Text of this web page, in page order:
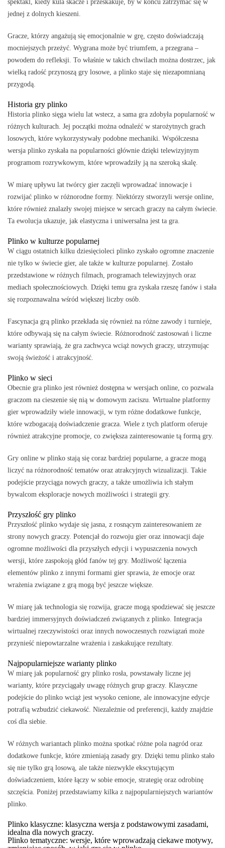
spektakl, kiedy kula skacze i przeskakuje, by w końcu zatrzymać się w
jednej z dolnych kieszeni.
Gracze, którzy angażują się emocjonalnie w grę, często doświadczają
mocniejszych przeżyć. Wygrana może być triumfem, a przegrana –
powodem do refleksji. To właśnie w takich chwilach można dostrzec, jak
wielką radość przynoszą gry losowe, a plinko staje się niezapomnianą
przygodą.
Historia gry plinko
Historia plinko sięga wielu lat wstecz, a sama gra zdobyła popularność w
różnych kulturach. Jej początki można odnaleźć w starożytnych grach
losowych, które wykorzystywały podobne mechaniki. Współczesna
wersja plinko zyskała na popularności głównie dzięki telewizyjnym
programom rozrywkowym, które wprowadziły ją na szeroką skalę.
W miarę upływu lat twórcy gier zaczęli wprowadzać innowacje i
rozwijać plinko w różnorodne formy. Niektórzy stworzyli wersje online,
które również znalazły swojej miejsce w sercach graczy na całym świecie.
Ta ewolucja ukazuje, jak elastyczna i uniwersalna jest ta gra.
Plinko w kulturze popularnej
W ciągu ostatnich kilku dziesięcioleci plinko zyskało ogromne znaczenie
nie tylko w świecie gier, ale także w kulturze popularnej. Zostało
przedstawione w różnych filmach, programach telewizyjnych oraz
mediach społecznościowych. Dzięki temu gra zyskała rzeszę fanów i stała
się rozpoznawalna wśród większej liczby osób.
Fascynacja grą plinko przekłada się również na różne zawody i turnieje,
które odbywają się na całym świecie. Różnorodność zastosowań i liczne
warianty sprawiają, że gra zachwyca wciąż nowych graczy, utrzymując
swoją świeżość i atrakcyjność.
Plinko w sieci
Obecnie gra plinko jest również dostępna w wersjach online, co pozwala
graczom na cieszenie się nią w domowym zaciszu. Wirtualne platformy
gier wprowadziły wiele innowacji, w tym różne dodatkowe funkcje,
które wzbogacają doświadczenie gracza. Wiele z tych platform oferuje
również atrakcyjne promocje, co zwiększa zainteresowanie tą formą gry.
Gry online w plinko stają się coraz bardziej popularne, a gracze mogą
liczyć na różnorodność tematów oraz atrakcyjnych wizualizacji. Takie
podejście przyciąga nowych graczy, a także umożliwia ich stałym
bywalcom eksploracje nowych możliwości i strategii gry.
Przyszłość gry plinko
Przyszłość plinko wydaje się jasna, z rosnącym zainteresowaniem ze
strony nowych graczy. Potencjał do rozwoju gier oraz innowacji daje
ogromne możliwości dla przyszłych edycji i wypuszczenia nowych
wersji, które zaspokoją głód fanów tej gry. Możliwość łączenia
elementów plinko z innymi formami gier sprawia, że emocje oraz
wrażenia związane z grą mogą być jeszcze większe.
W miarę jak technologia się rozwija, gracze mogą spodziewać się jeszcze
bardziej immersyjnych doświadczeń związanych z plinko. Integracja
wirtualnej rzeczywistości oraz innych nowoczesnych rozwiązań może
przynieść niepowtarzalne wrażenia i zaskakujące rezultaty.
Najpopularniejsze warianty plinko
W miarę jak popularność gry plinko rosła, powstawały liczne jej
warianty, które przyciągały uwagę różnych grup graczy. Klasyczne
podejście do plinko wciąż jest wysoko cenione, ale innowacyjne edycje
potrafią wzbudzić ciekawość. Niezależnie od preferencji, każdy znajdzie
coś dla siebie.
W różnych wariantach plinko można spotkać różne pola nagród oraz
dodatkowe funkcje, które zmieniają zasady gry. Dzięki temu plinko stało
się nie tylko grą losową, ale także niezwykle ekscytującym
doświadczeniem, które łączy w sobie emocje, strategię oraz odrobinę
szczęścia. Poniżej przedstawiamy kilka z najpopularniejszych wariantów
plinko.
Plinko klasyczne: klasyczna wersja z podstawowymi zasadami,
idealna dla nowych graczy.
Plinko tematyczne: wersje, które wprowadzają ciekawe motywy,